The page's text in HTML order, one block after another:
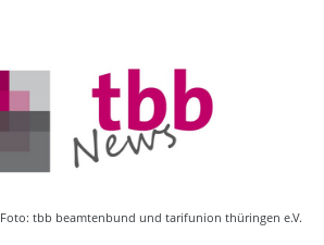
Foto: tbb beamtenbund und tarifunion thüringen e.V.